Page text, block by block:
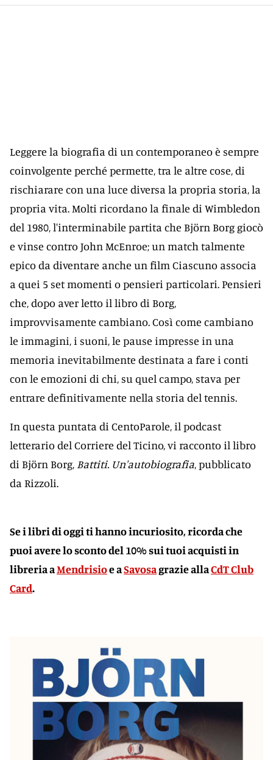
Leggere la biografia di un contemporaneo è sempre
coinvolgente perché permette, tra le altre cose, di
rischiarare con una luce diversa la propria storia, la
propria vita. Molti ricordano la finale di Wimbledon
del 1980, l'interminabile partita che Björn Borg giocò
e vinse contro John McEnroe; un match talmente
epico da diventare anche un film Ciascuno associa
a quei 5 set momenti o pensieri particolari. Pensieri
che, dopo aver letto il libro di Borg,
improvvisamente cambiano. Così come cambiano
le immagini, i suoni, le pause impresse in una
memoria inevitabilmente destinata a fare i conti
con le emozioni di chi, su quel campo, stava per
entrare definitivamente nella storia del tennis.
In questa puntata di CentoParole, il podcast
letterario del Corriere del Ticino, vi racconto il libro
di Björn Borg, Battiti. Un'autobiografia, pubblicato
da Rizzoli.
Se i libri di oggi ti hanno incuriosito, ricorda che
puoi avere lo sconto del 10% sui tuoi acquisti in
libreria aMendrisioe aSavosagrazie allaCdT Club
Card.